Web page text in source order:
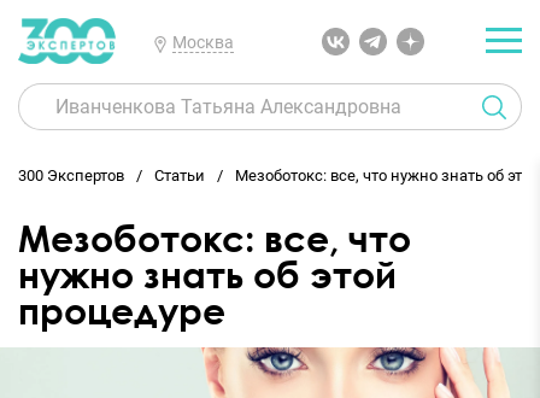
Москва
300 Экспертов Статьи Мезоботокс: все, что нужно знать об
Мезоботокс: все, что
нужно знать об этой
процедуре